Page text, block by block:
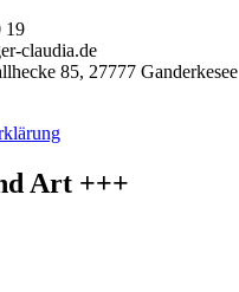
19
claudia.de
85, 27777 Ganderkesee
Art +++